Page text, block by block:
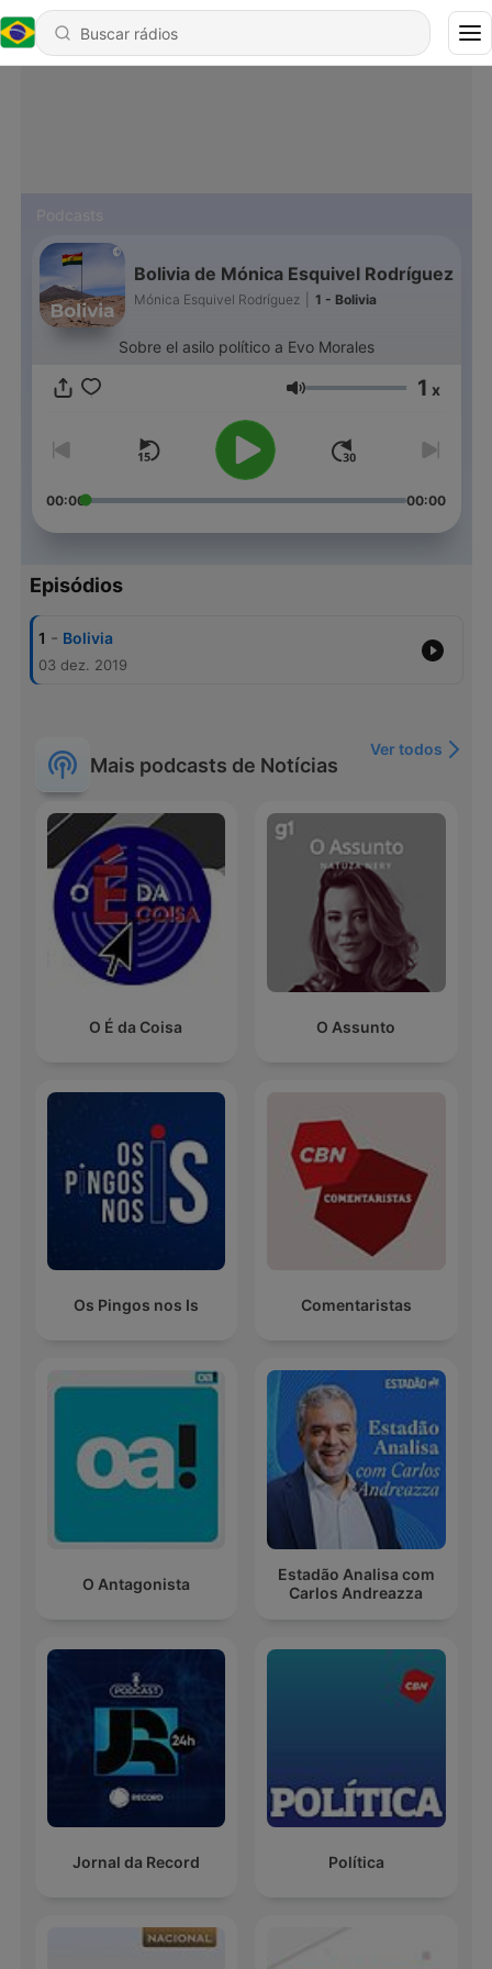
Bolivia de Mónica Esquivel Rodríguez
Mónica Esquivel Rodríguez 1 - Bolivia
Sobre el asilo político a Evo Morales
Volume 1 x
00:00 00:00
Episódios
1 - Bolivia
03 dez. 2019
Mais podcasts de Notícias
Ver todos
O É da Coisa O Assunto
Os Pingos nos Is Comentaristas
O Antagonista
Estadão Analisa com
Carlos Andreazza
Jornal da Record Política